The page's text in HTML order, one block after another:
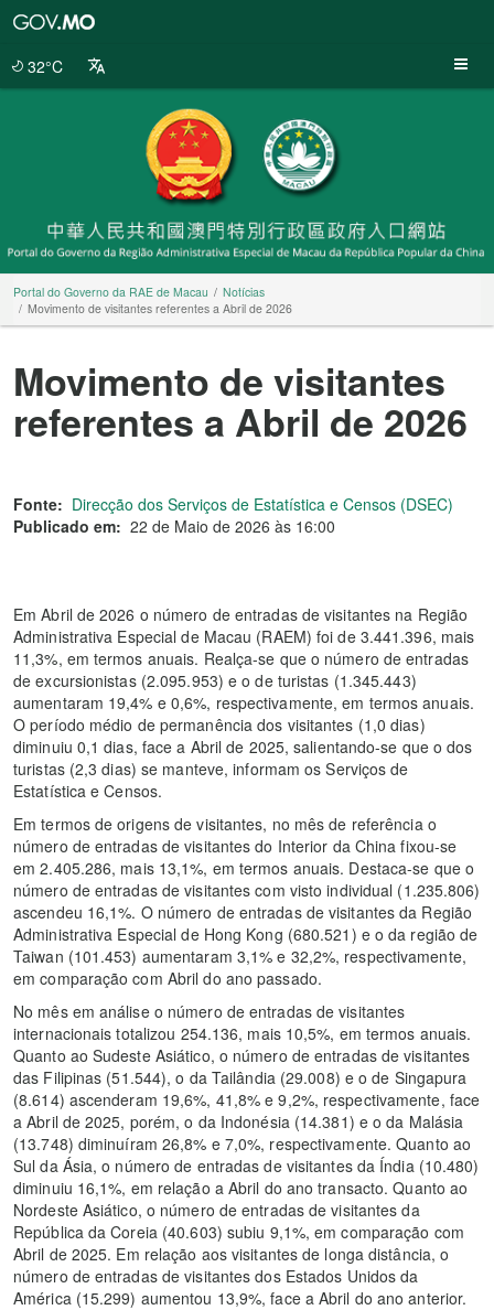
32°C
Portal do Governo da RAE de Macau
Notícias
Movimento de visitantes referentes a Abril de 2026
Movimento de visitantes
referentes a Abril de 2026
Fonte: Direcção dos Serviços de Estatística e Censos (DSEC)
Publicado em: 22 de Maio de 2026 às 16:00
Em Abril de 2026 o número de entradas de visitantes na Região
Administrativa Especial de Macau (RAEM) foi de 3.441.396, mais
11,3%, em termos anuais. Realça-se que o número de entradas
de excursionistas (2.095.953) e o de turistas (1.345.443)
aumentaram 19,4% e 0,6%, respectivamente, em termos anuais.
O período médio de permanência dos visitantes (1,0 dias)
diminuiu 0,1 dias, face a Abril de 2025, salientando-se que o dos
turistas (2,3 dias) se manteve, informam os Serviços de
Estatística e Censos.
Em termos de origens de visitantes, no mês de referência o
número de entradas de visitantes do Interior da China fixou-se
em 2.405.286, mais 13,1%, em termos anuais. Destaca-se que o
número de entradas de visitantes com visto individual (1.235.806)
ascendeu 16,1%. O número de entradas de visitantes da Região
Administrativa Especial de Hong Kong (680.521) e o da região de
Taiwan (101.453) aumentaram 3,1% e 32,2%, respectivamente,
em comparação com Abril do ano passado.
No mês em análise o número de entradas de visitantes
internacionais totalizou 254.136, mais 10,5%, em termos anuais.
Quanto ao Sudeste Asiático, o número de entradas de visitantes
das Filipinas (51.544), o da Tailândia (29.008) e o de Singapura
(8.614) ascenderam 19,6%, 41,8% e 9,2%, respectivamente, face
a Abril de 2025, porém, o da Indonésia (14.381) e o da Malásia
(13.748) diminuíram 26,8% e 7,0%, respectivamente. Quanto ao
Sul da Ásia, o número de entradas de visitantes da Índia (10.480)
diminuiu 16,1%, em relação a Abril do ano transacto. Quanto ao
Nordeste Asiático, o número de entradas de visitantes da
República da Coreia (40.603) subiu 9,1%, em comparação com
Abril de 2025. Em relação aos visitantes de longa distância, o
número de entradas de visitantes dos Estados Unidos da
América (15.299) aumentou 13,9%, face a Abril do ano anterior.